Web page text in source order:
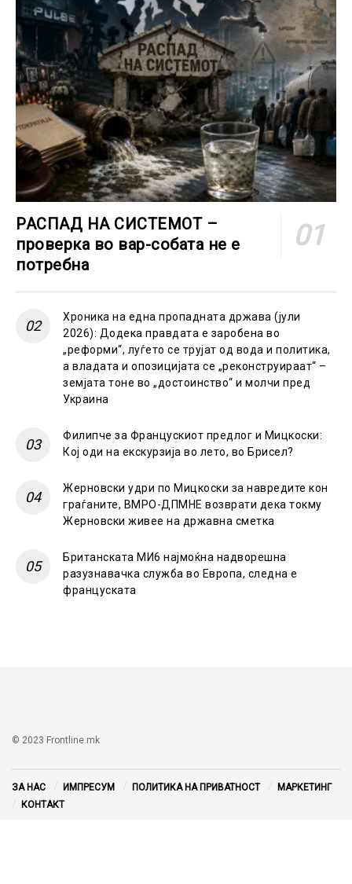
РАСПАД НА СИСТЕМОТ –
проверка во вар-собата не е
потребна
Хроника на една пропадната држава (јули
2026): Додека правдата е заробена во
„реформи“, луѓето се трујат од вода и политика,
а владата и опозицијата се „реконструираат“ –
земјата тоне во „достоинство“ и молчи пред
Украина
Филипче за Францускиот предлог и Мицкоски:
Кој оди на екскурзија во лето, во Брисел?
Жерновски удри по Мицкоски за навредите кон
граѓаните, ВМРО-ДПМНЕ возврати дека токму
Жерновски живее на државна сметка
Британската МИ6 најмоќна надворешна
разузнавачка служба во Европа, следна е
француската
© 2023 Frontline.mk
ЗА НАС ИМПРЕСУМ ПОЛИТИКА НА ПРИВАТНОСТ
МАРКЕТИНГ
КОНТАКТ